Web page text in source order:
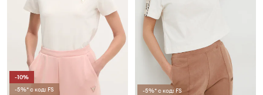
-10%
-5%* с код: FS
-5%* с код: FS